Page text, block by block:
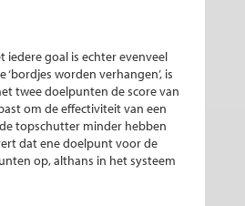
iedere goal is echter evenveel
worden verhangen’, is
twee doelpunten de score van
om de effectiviteit van een
topschutter minder hebben
dat ene doelpunt voor de
op, althans in het systeem